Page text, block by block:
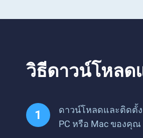
วิธีดาวน์โหลด
ดาวน์โหลดและติดตั้ง
PC หรือ Mac ของคุณ